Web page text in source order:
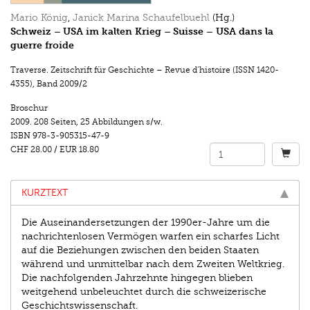
Mario König, Janick Marina Schaufelbuehl (Hg.)
Schweiz – USA im kalten Krieg – Suisse – USA dans la
guerre froide
Traverse. Zeitschrift für Geschichte – Revue d’histoire (ISSN 1420-
4355), Band 2009/2
Broschur
2009. 208 Seiten, 25 Abbildungen s/w.
ISBN 978-3-905315-47-9
CHF 28.00 / EUR 18.80
KURZTEXT
Die Auseinandersetzungen der 1990er-Jahre um die
nachrichtenlosen Vermögen warfen ein scharfes Licht
auf die Beziehungen zwischen den beiden Staaten
während und un­mittelbar nach dem Zweiten Weltkrieg.
Die nachfolgenden Jahrzehnte hingegen blieben
weitgehend unbeleuchtet durch die schweizerische
Geschichtswissenschaft.